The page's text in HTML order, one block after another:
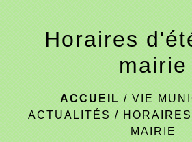
Horaires
mairie
ACCUEIL / VIE
ACTUALITÉS /
MAIRIE